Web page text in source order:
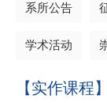
系所公告
学术活动
【实作课程